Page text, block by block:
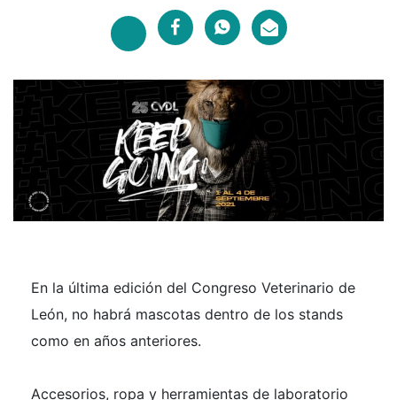
En la última edición del Congreso Veterinario de
León, no habrá mascotas dentro de los stands
como en años anteriores.
Accesorios, ropa y herramientas de laboratorio